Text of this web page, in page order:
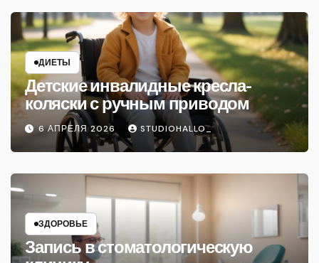
ДИЕТЫ
Детские инвалидные кресла-
коляски с ручным приводом
6 АПРЕЛЯ 2026 STUDIOHALLO_
ЗДОРОВЬЕ
Запись в стоматологическую